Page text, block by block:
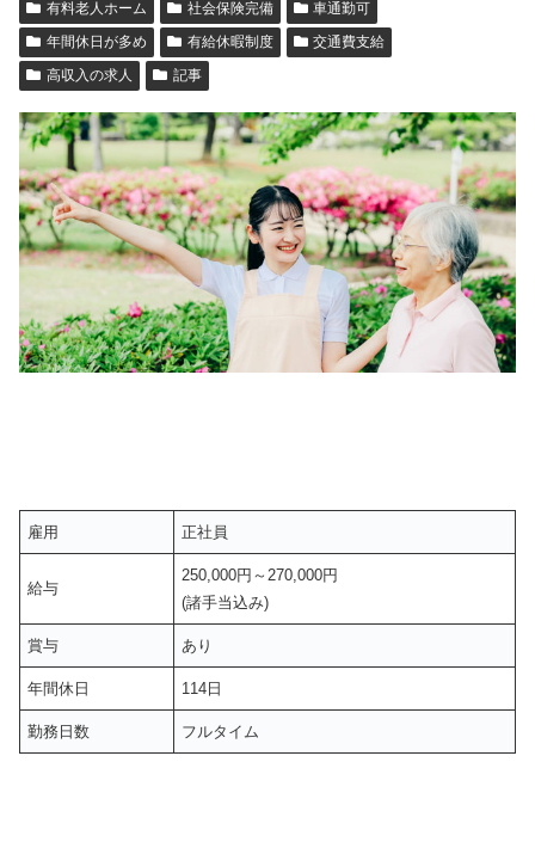
有料老人ホーム
社会保険完備
車通勤可
年間休日が多め
有給休暇制度
交通費支給
高収入の求人
記事
雇用 正社員
給与
250,000円～270,000円
(諸手当込み)
賞与 あり
年間休日 114日
勤務日数 フルタイム